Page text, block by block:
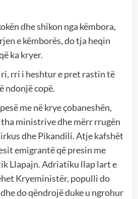
dhe shikon nga këmbora,
e këmborës, do tja heqin
ka kryer.
rri i heshtur e pret rastin të
ndonjë copë.
me në krye çobaneshën,
ministrive dhe mërr rrugën
dhe Pikandili. Atje kafshët
emigrantë që presin me
Llapajn. Adriatiku llap lart e
Kryeministër, populli do
do qëndrojë duke u ngrohur